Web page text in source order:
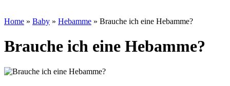
Home » Baby » Hebamme » Brauche ich eine Hebamme?
Brauche ich eine Hebamme?